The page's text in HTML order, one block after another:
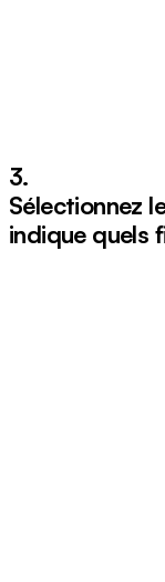
3.
Sélectionnez
indique quels